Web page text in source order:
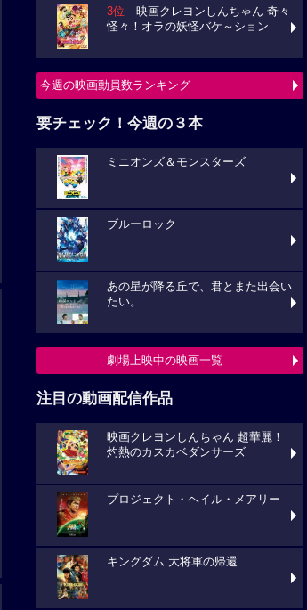
3位 映画クレヨンしんちゃん 奇々
怪々！オラの妖怪バケ～ション
今週の映画動員数ランキング
要チェック！今週の３本
ミニオンズ＆モンスターズ
ブルーロック
あの星が降る丘で、君とまた出会い
たい。
劇場上映中の映画一覧
注目の動画配信作品
映画クレヨンしんちゃん 超華麗！
灼熱のカスカベダンサーズ
プロジェクト・ヘイル・メアリー
キングダム 大将軍の帰還